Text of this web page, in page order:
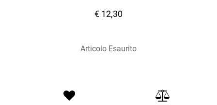
€ 12,30
Articolo Esaurito